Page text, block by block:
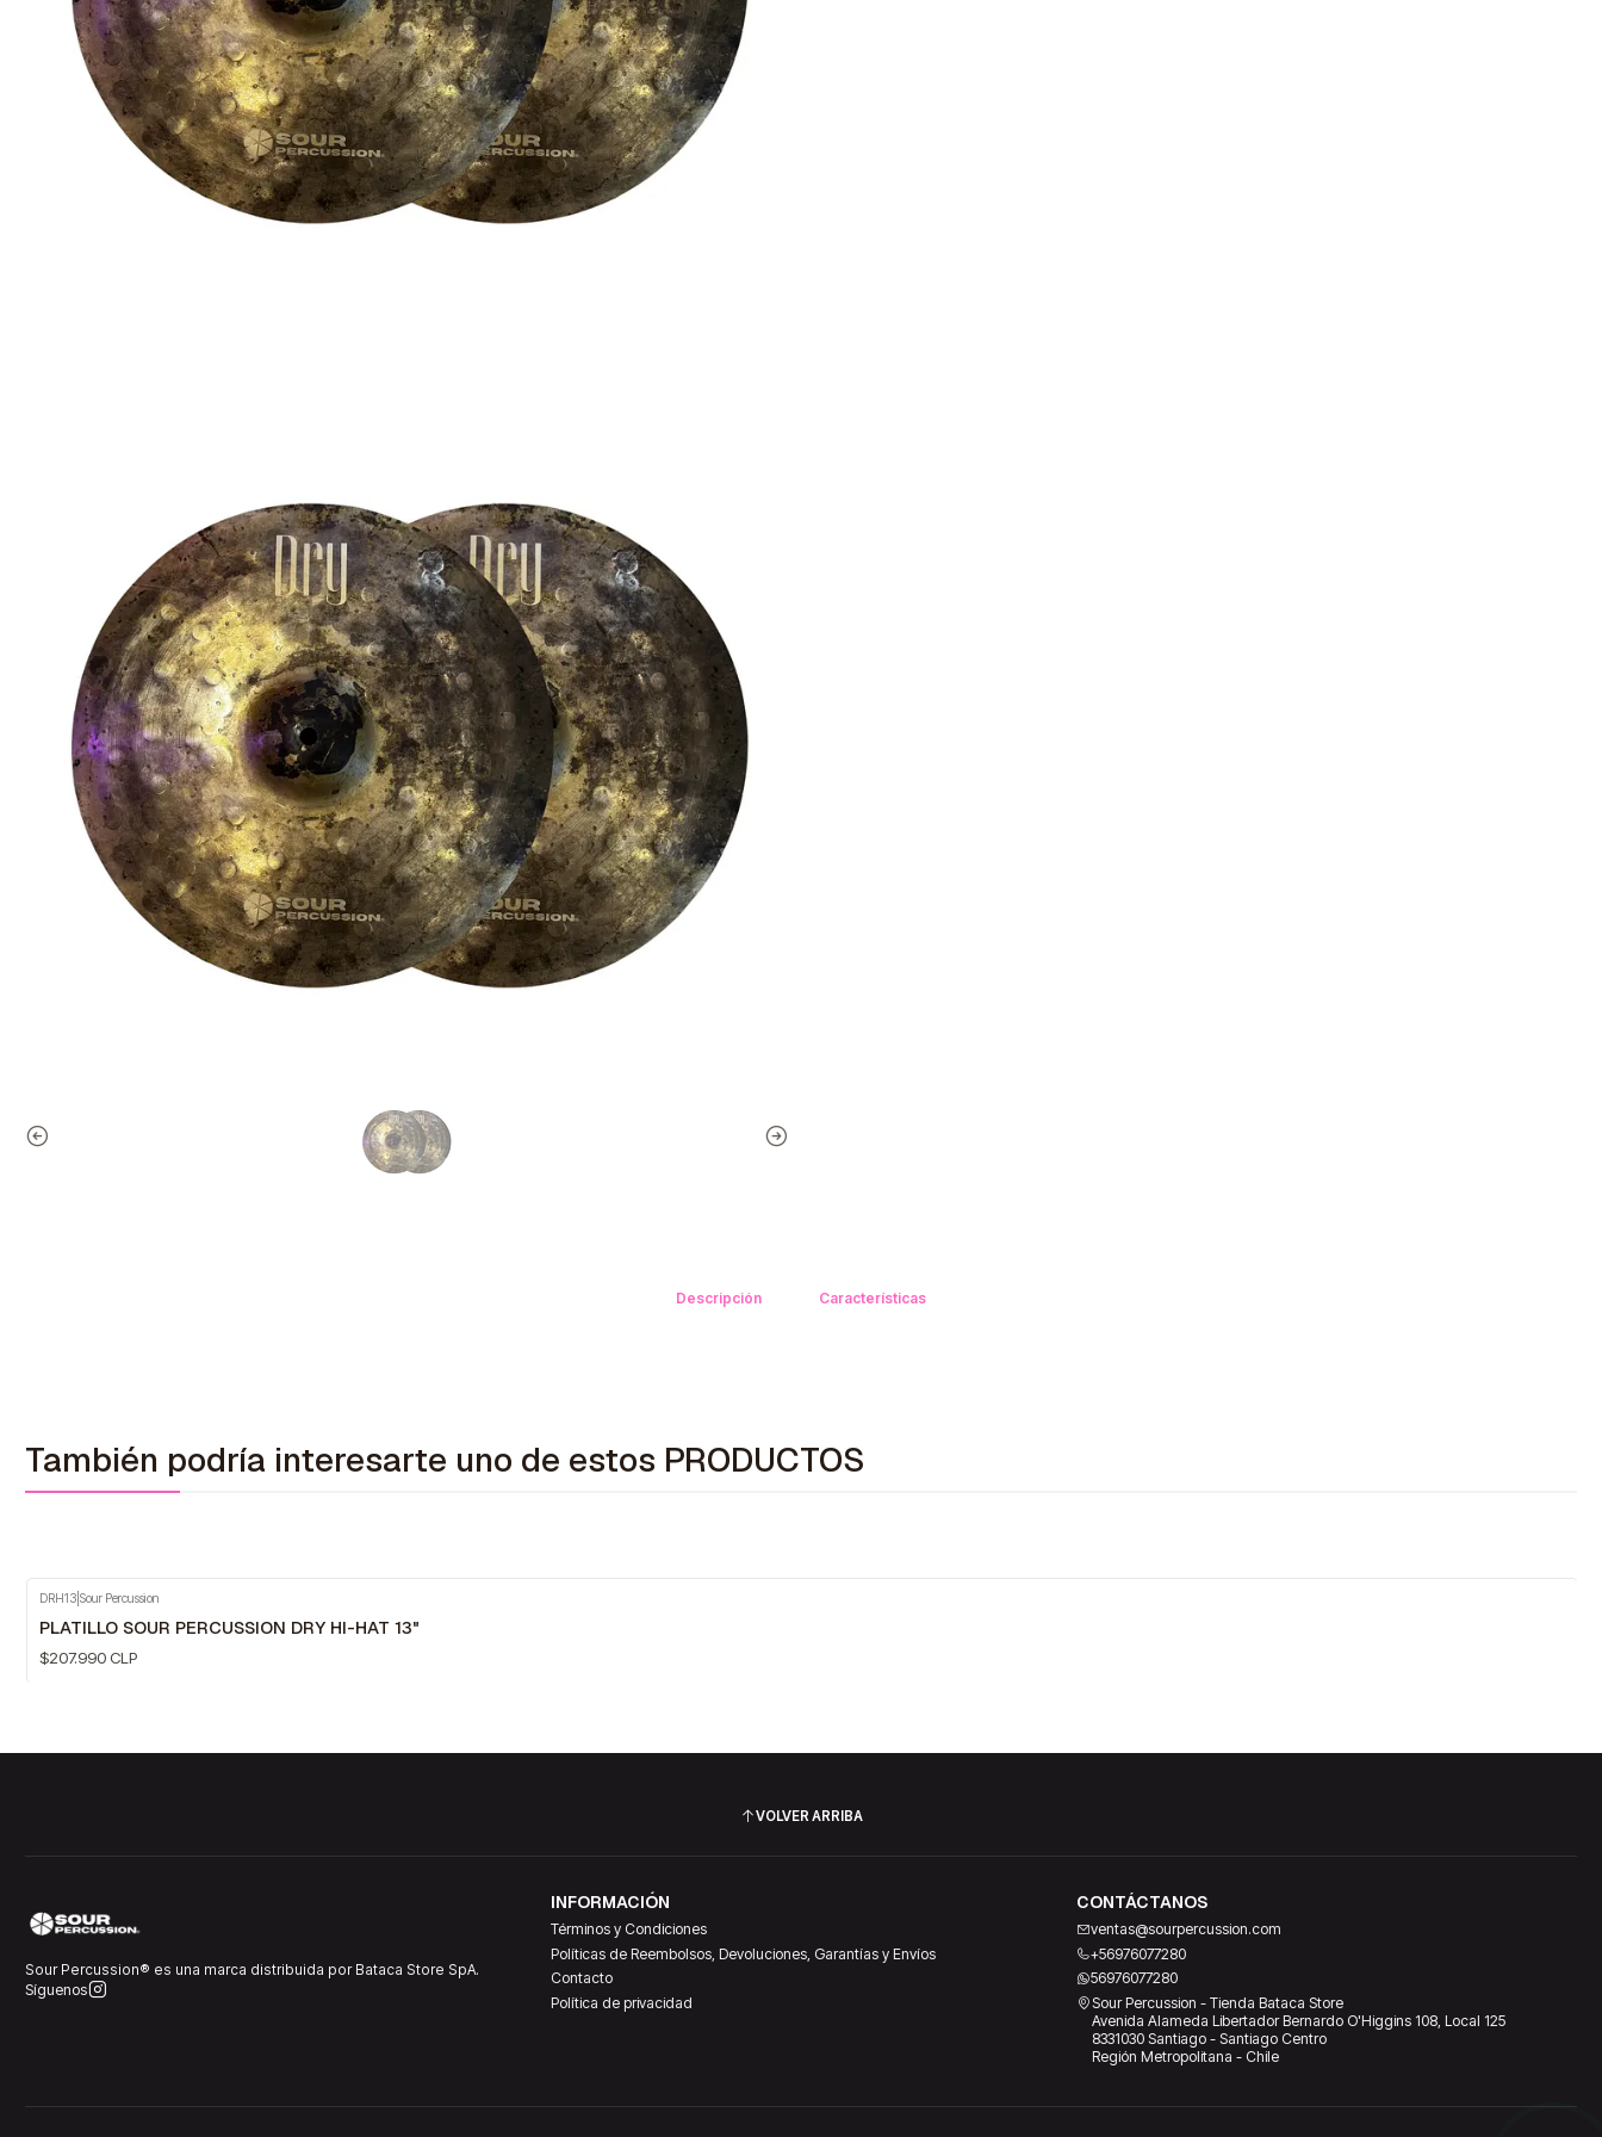
Descripción Características
También podría interesarte uno de estos PRODUCTOS
DRH13| Sour Percussion
PLATILLO SOUR PERCUSSION DRY HI-HAT 13"
$207.990 CLP
VOLVER ARRIBA
Sour Percussion® es una marca distribuida por Bataca Store SpA.
Síguenos
INFORMACIÓN
Términos y Condiciones
Políticas de Reembolsos, Devoluciones, Garantías y Envíos
Contacto
Política de privacidad
CONTÁCTANOS
ventas@sourpercussion.com
+56976077280
56976077280
Sour Percussion - Tienda Bataca Store
Avenida Alameda Libertador Bernardo O'Higgins 108, Local 125
8331030 Santiago - Santiago Centro
Región Metropolitana - Chile